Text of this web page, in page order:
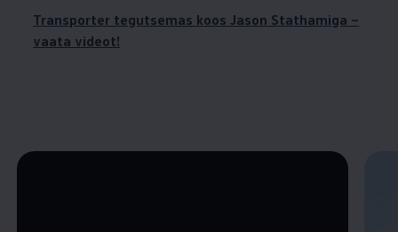
Transporter tegutsemas koos Jason Stathamiga –
vaata videot!